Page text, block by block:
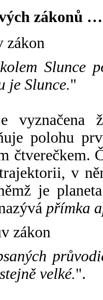
zákonů …
zákon
Slunce
je Slunce."
vyznačena
polohu
čtverečkem.
v
je
přímka
zákon
velké.".